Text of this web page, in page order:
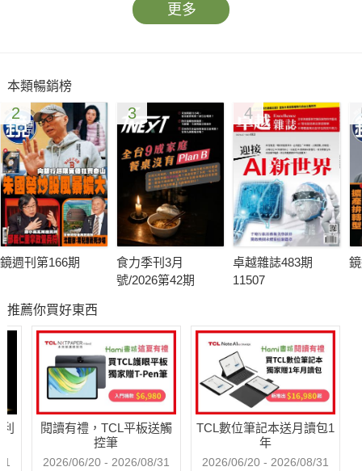
更多
本類暢銷榜
2
鏡週刊第166期
3
食力季刊3月
號/2026第42期
4
卓越雜誌483期
11507
推薦你買好東西
閱讀有禮，TCL平板送觸
控筆
2026/06/20 - 2026/08/31
TCL數位筆記本送月讀包1
年
2026/06/20 - 2026/08/31